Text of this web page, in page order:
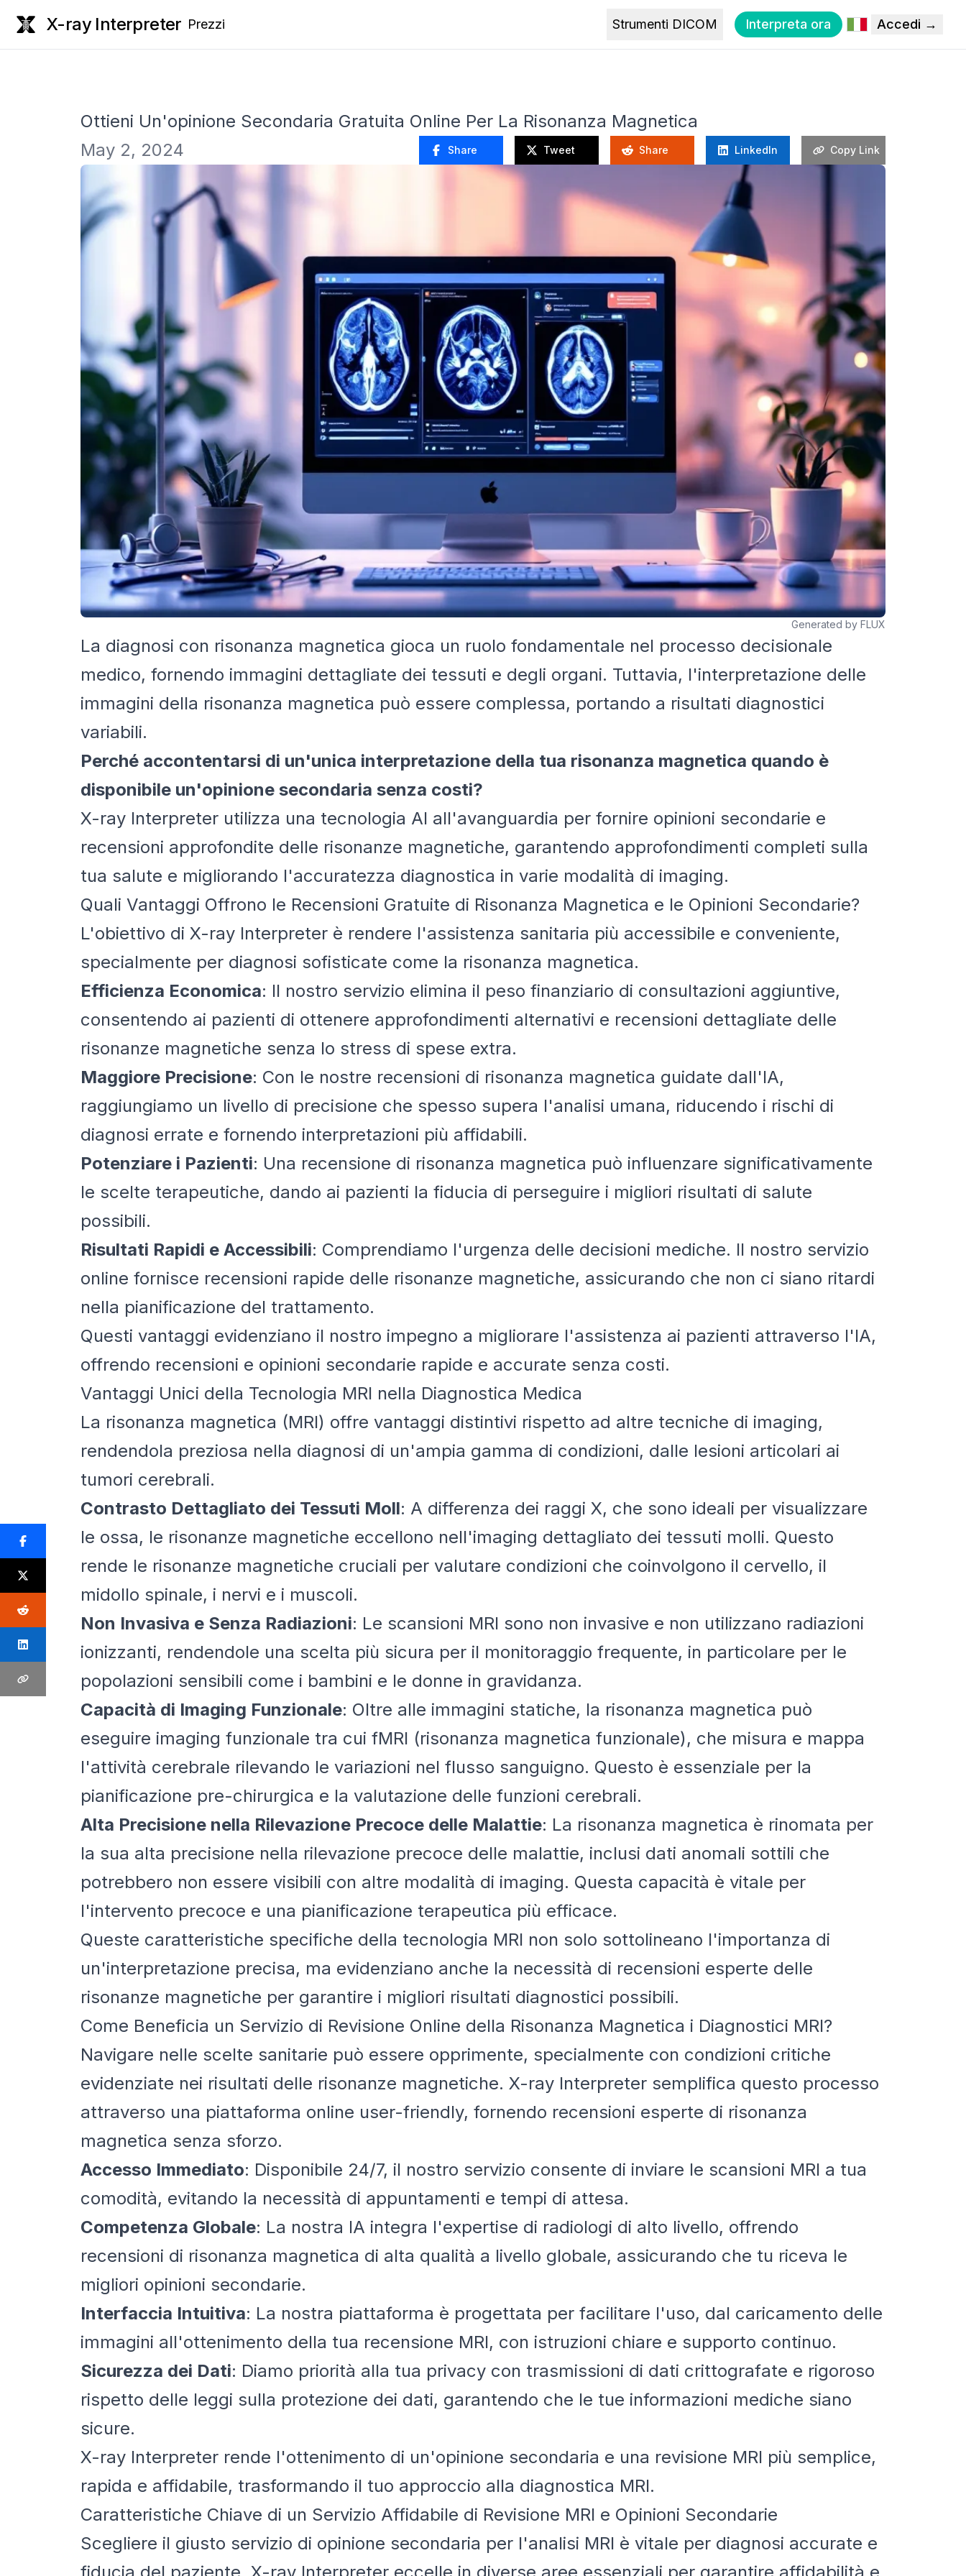
X-ray Interpreter Prezzi Strumenti DICOM Interpreta ora Accedi →
Ottieni Un'opinione Secondaria Gratuita Online Per La Risonanza Magnetica
May 2, 2024
Share Tweet Share LinkedIn Copy Link
Generated by FLUX
La diagnosi con risonanza magnetica gioca un ruolo fondamentale nel processo decisionale
medico, fornendo immagini dettagliate dei tessuti e degli organi. Tuttavia, l'interpretazione delle
immagini della risonanza magnetica può essere complessa, portando a risultati diagnostici
variabili.
Perché accontentarsi di un'unica interpretazione della tua risonanza magnetica quando è
disponibile un'opinione secondaria senza costi?
X-ray Interpreter utilizza una tecnologia AI all'avanguardia per fornire opinioni secondarie e
recensioni approfondite delle risonanze magnetiche, garantendo approfondimenti completi sulla
tua salute e migliorando l'accuratezza diagnostica in varie modalità di imaging.
Quali Vantaggi Offrono le Recensioni Gratuite di Risonanza Magnetica e le Opinioni Secondarie?
L'obiettivo di X-ray Interpreter è rendere l'assistenza sanitaria più accessibile e conveniente,
specialmente per diagnosi sofisticate come la risonanza magnetica.
Efficienza Economica: Il nostro servizio elimina il peso finanziario di consultazioni aggiuntive,
consentendo ai pazienti di ottenere approfondimenti alternativi e recensioni dettagliate delle
risonanze magnetiche senza lo stress di spese extra.
Maggiore Precisione: Con le nostre recensioni di risonanza magnetica guidate dall'IA,
raggiungiamo un livello di precisione che spesso supera l'analisi umana, riducendo i rischi di
diagnosi errate e fornendo interpretazioni più affidabili.
Potenziare i Pazienti: Una recensione di risonanza magnetica può influenzare significativamente
le scelte terapeutiche, dando ai pazienti la fiducia di perseguire i migliori risultati di salute
possibili.
Risultati Rapidi e Accessibili: Comprendiamo l'urgenza delle decisioni mediche. Il nostro servizio
online fornisce recensioni rapide delle risonanze magnetiche, assicurando che non ci siano ritardi
nella pianificazione del trattamento.
Questi vantaggi evidenziano il nostro impegno a migliorare l'assistenza ai pazienti attraverso l'IA,
offrendo recensioni e opinioni secondarie rapide e accurate senza costi.
Vantaggi Unici della Tecnologia MRI nella Diagnostica Medica
La risonanza magnetica (MRI) offre vantaggi distintivi rispetto ad altre tecniche di imaging,
rendendola preziosa nella diagnosi di un'ampia gamma di condizioni, dalle lesioni articolari ai
tumori cerebrali.
Contrasto Dettagliato dei Tessuti Moll: A differenza dei raggi X, che sono ideali per visualizzare
le ossa, le risonanze magnetiche eccellono nell'imaging dettagliato dei tessuti molli. Questo
rende le risonanze magnetiche cruciali per valutare condizioni che coinvolgono il cervello, il
midollo spinale, i nervi e i muscoli.
Non Invasiva e Senza Radiazioni: Le scansioni MRI sono non invasive e non utilizzano radiazioni
ionizzanti, rendendole una scelta più sicura per il monitoraggio frequente, in particolare per le
popolazioni sensibili come i bambini e le donne in gravidanza.
Capacità di Imaging Funzionale: Oltre alle immagini statiche, la risonanza magnetica può
eseguire imaging funzionale tra cui fMRI (risonanza magnetica funzionale), che misura e mappa
l'attività cerebrale rilevando le variazioni nel flusso sanguigno. Questo è essenziale per la
pianificazione pre-chirurgica e la valutazione delle funzioni cerebrali.
Alta Precisione nella Rilevazione Precoce delle Malattie: La risonanza magnetica è rinomata per
la sua alta precisione nella rilevazione precoce delle malattie, inclusi dati anomali sottili che
potrebbero non essere visibili con altre modalità di imaging. Questa capacità è vitale per
l'intervento precoce e una pianificazione terapeutica più efficace.
Queste caratteristiche specifiche della tecnologia MRI non solo sottolineano l'importanza di
un'interpretazione precisa, ma evidenziano anche la necessità di recensioni esperte delle
risonanze magnetiche per garantire i migliori risultati diagnostici possibili.
Come Beneficia un Servizio di Revisione Online della Risonanza Magnetica i Diagnostici MRI?
Navigare nelle scelte sanitarie può essere opprimente, specialmente con condizioni critiche
evidenziate nei risultati delle risonanze magnetiche. X-ray Interpreter semplifica questo processo
attraverso una piattaforma online user-friendly, fornendo recensioni esperte di risonanza
magnetica senza sforzo.
Accesso Immediato: Disponibile 24/7, il nostro servizio consente di inviare le scansioni MRI a tua
comodità, evitando la necessità di appuntamenti e tempi di attesa.
Competenza Globale: La nostra IA integra l'expertise di radiologi di alto livello, offrendo
recensioni di risonanza magnetica di alta qualità a livello globale, assicurando che tu riceva le
migliori opinioni secondarie.
Interfaccia Intuitiva: La nostra piattaforma è progettata per facilitare l'uso, dal caricamento delle
immagini all'ottenimento della tua recensione MRI, con istruzioni chiare e supporto continuo.
Sicurezza dei Dati: Diamo priorità alla tua privacy con trasmissioni di dati crittografate e rigoroso
rispetto delle leggi sulla protezione dei dati, garantendo che le tue informazioni mediche siano
sicure.
X-ray Interpreter rende l'ottenimento di un'opinione secondaria e una revisione MRI più semplice,
rapida e affidabile, trasformando il tuo approccio alla diagnostica MRI.
Caratteristiche Chiave di un Servizio Affidabile di Revisione MRI e Opinioni Secondarie
Scegliere il giusto servizio di opinione secondaria per l'analisi MRI è vitale per diagnosi accurate e